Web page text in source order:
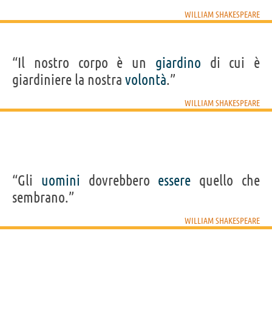
WILLIAM SHAKESPEARE
“Il nostro corpo è un giardino di cui è
giardiniere la nostra volontà.”
WILLIAM SHAKESPEARE
“Gli uomini dovrebbero essere quello che
sembrano.”
WILLIAM SHAKESPEARE